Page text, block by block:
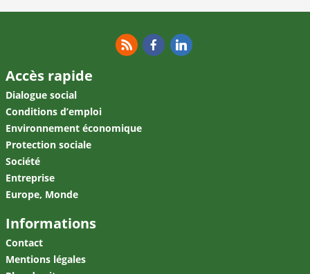
Accès rapide
Dialogue social
Conditions d’emploi
Environnement économique
Protection sociale
Société
Entreprise
Europe, Monde
Informations
Contact
Mentions légales